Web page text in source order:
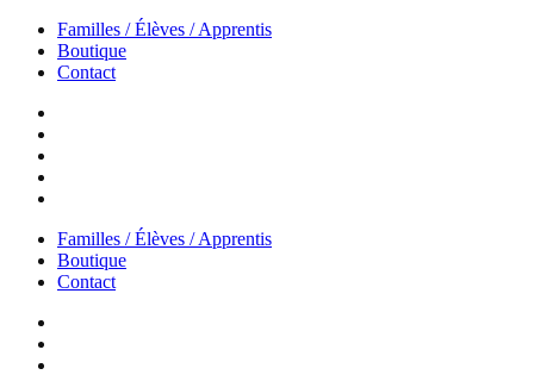
Familles / Élèves / Apprentis
Boutique
Contact
Familles / Élèves / Apprentis
Boutique
Contact